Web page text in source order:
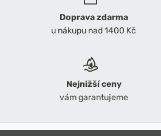
Doprava zdarma
u nákupu nad 1400 Kč
Nejnižší ceny
vám garantujeme